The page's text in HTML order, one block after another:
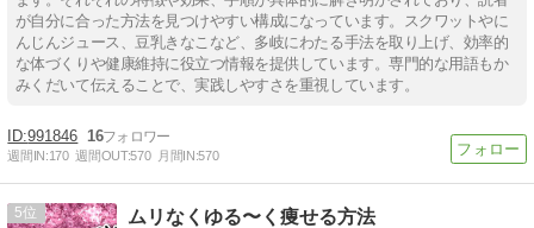
が自分に合った方法を見つけやすい構成になっています。スクワットやに
んじんジュース、豆乳きなこなど、多岐にわたる手法を取り上げ、効率的
な体づくりや健康維持に役立つ情報を提供しています。専門的な用語もか
みくだいて伝えることで、実践しやすさを重視しています。
991846 16
週間IN:170 週間OUT:570 月間IN:570
5 ムリなくゆる〜く痩せる方法